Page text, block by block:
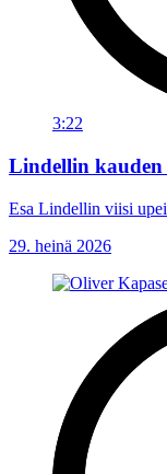
3:22
Lindellin
Esa Lindellin viisi
29. heinä 2026